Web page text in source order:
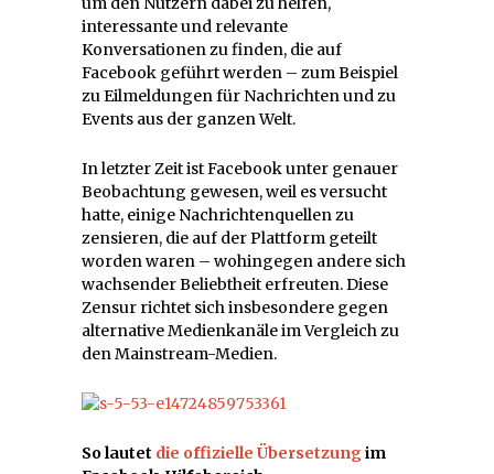
interessante und relevante
Konversationen zu finden, die auf
Facebook geführt werden – zum Beispiel
zu Eilmeldungen für Nachrichten und zu
Events aus der ganzen Welt.
In letzter Zeit ist Facebook unter genauer
Beobachtung gewesen, weil es versucht
hatte, einige Nachrichtenquellen zu
zensieren, die auf der Plattform geteilt
worden waren – wohingegen andere sich
wachsender Beliebtheit erfreuten. Diese
Zensur richtet sich insbesondere gegen
alternative Medienkanäle im Vergleich zu
den Mainstream-Medien.
So lautet die offizielle Übersetzungim